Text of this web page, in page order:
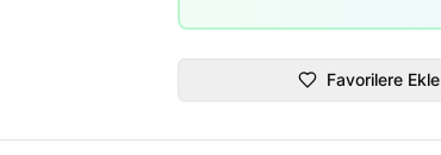
Favorilere Ekle